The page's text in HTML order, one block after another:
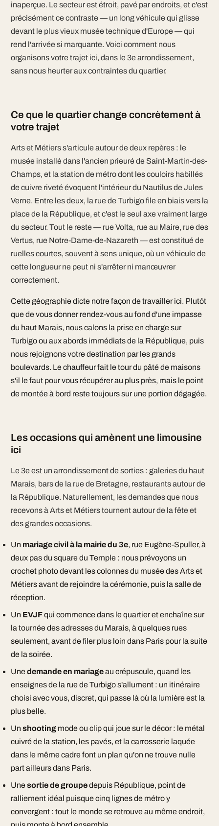
inaperçue. Le secteur est étroit, pavé par endroits, et c'est
précisément ce contraste — un long véhicule qui glisse
devant le plus vieux musée technique d'Europe — qui
rend l'arrivée si marquante. Voici comment nous
organisons votre trajet ici, dans le 3e arrondissement,
sans nous heurter aux contraintes du quartier.
Ce que le quartier change concrètement à
votre trajet
Arts et Métiers s'articule autour de deux repères : le
musée installé dans l'ancien prieuré de Saint-Martin-des-
Champs, et la station de métro dont les couloirs habillés
de cuivre riveté évoquent l'intérieur du Nautilus de Jules
Verne. Entre les deux, la rue de Turbigo file en biais vers la
place de la République, et c'est le seul axe vraiment large
du secteur. Tout le reste — rue Volta, rue au Maire, rue des
Vertus, rue Notre-Dame-de-Nazareth — est constitué de
ruelles courtes, souvent à sens unique, où un véhicule de
cette longueur ne peut ni s'arrêter ni manœuvrer
correctement.
Cette géographie dicte notre façon de travailler ici. Plutôt
que de vous donner rendez-vous au fond d'une impasse
du haut Marais, nous calons la prise en charge sur
Turbigo ou aux abords immédiats de la République, puis
nous rejoignons votre destination par les grands
boulevards. Le chauffeur fait le tour du pâté de maisons
s'il le faut pour vous récupérer au plus près, mais le point
de montée à bord reste toujours sur une portion dégagée.
Les occasions qui amènent une limousine
ici
Le 3e est un arrondissement de sorties : galeries du haut
Marais, bars de la rue de Bretagne, restaurants autour de
la République. Naturellement, les demandes que nous
recevons à Arts et Métiers tournent autour de la fête et
des grandes occasions.
Un mariage civil à la mairie du 3e, rue Eugène-Spuller, à
deux pas du square du Temple : nous prévoyons un
crochet photo devant les colonnes du musée des Arts et
Métiers avant de rejoindre la cérémonie, puis la salle de
réception.
Un EVJFqui commence dans le quartier et enchaîne sur
la tournée des adresses du Marais, à quelques rues
seulement, avant de filer plus loin dans Paris pour la suite
de la soirée.
Unedemande en mariageau crépuscule, quand les
enseignes de la rue de Turbigo s'allument : un itinéraire
choisi avec vous, discret, qui passe là où la lumière est la
plus belle.
Un shootingmode ou clip qui joue sur le décor : le métal
cuivré de la station, les pavés, et la carrosserie laquée
dans le même cadre font un plan qu'on ne trouve nulle
part ailleurs dans Paris.
Unesortie de groupedepuis République, point de
ralliement idéal puisque cinq lignes de métro y
convergent : tout le monde se retrouve au même endroit,